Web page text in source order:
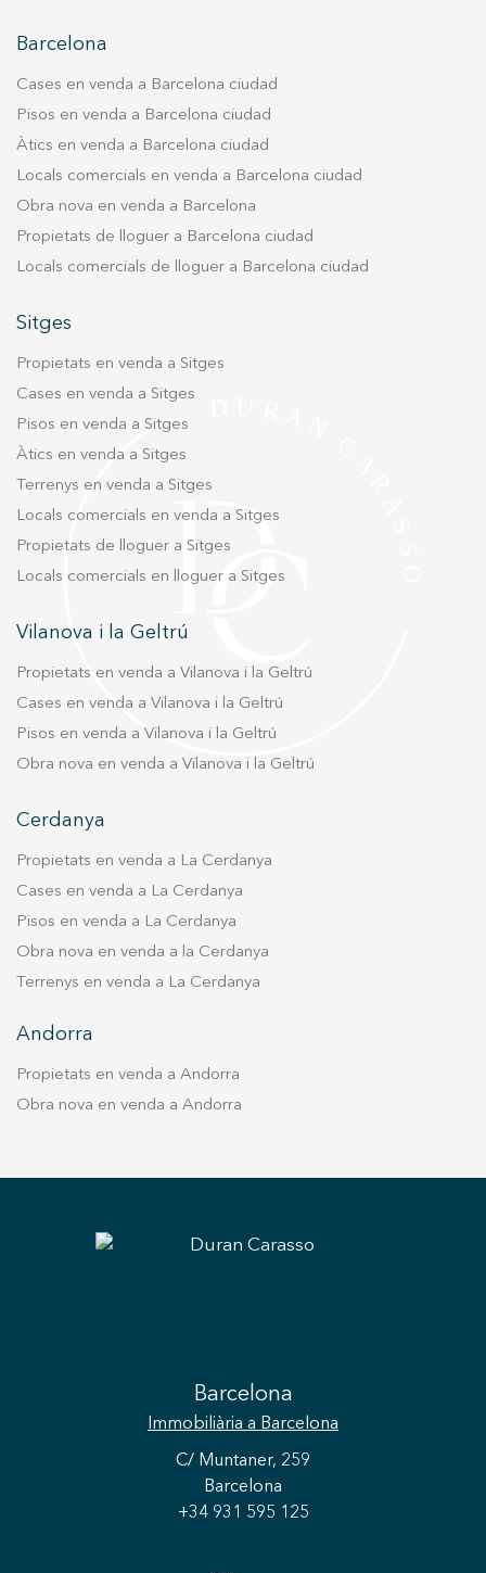
Barcelona
Cases en venda a Barcelona ciudad
Pisos en venda a Barcelona ciudad
Àtics en venda a Barcelona ciudad
Locals comercials en venda a Barcelona ciudad
Obra nova en venda a Barcelona
Propietats de lloguer a Barcelona ciudad
Locals comercials de lloguer a Barcelona ciudad
Sitges
Propietats en venda a Sitges
Cases en venda a Sitges
Pisos en venda a Sitges
Àtics en venda a Sitges
Terrenys en venda a Sitges
Locals comercials en venda a Sitges
Propietats de lloguer a Sitges
Locals comercials en lloguer a Sitges
Vilanova i la Geltrú
Propietats en venda a Vilanova i la Geltrú
Cases en venda a Vilanova i la Geltrú
Pisos en venda a Vilanova i la Geltrú
Obra nova en venda a Vilanova i la Geltrú
Cerdanya
Propietats en venda a La Cerdanya
Cases en venda a La Cerdanya
Pisos en venda a La Cerdanya
Obra nova en venda a la Cerdanya
Terrenys en venda a La Cerdanya
Andorra
Propietats en venda a Andorra
Obra nova en venda a Andorra
Barcelona
Immobiliària a Barcelona
C/ Muntaner, 259
Barcelona
+34 931 595 125